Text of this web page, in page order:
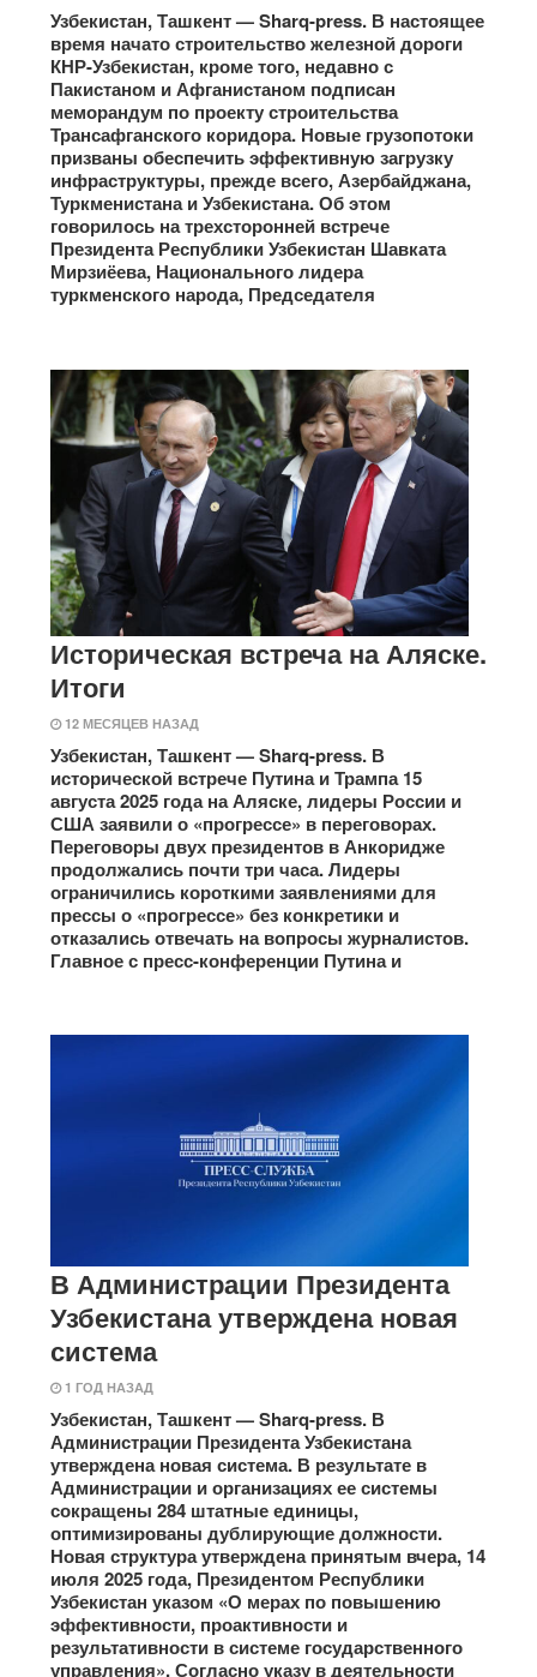
Узбекистан, Ташкент — Sharq-press. В настоящее
время начато строительство железной дороги
КНР-Узбекистан, кроме того, недавно с
Пакистаном и Афганистаном подписан
меморандум по проекту строительства
Трансафганского коридора. Новые грузопотоки
призваны обеспечить эффективную загрузку
инфраструктуры, прежде всего, Азербайджана,
Туркменистана и Узбекистана. Об этом
говорилось на трехсторонней встрече
Президента Республики Узбекистан Шавката
Мирзиёева, Национального лидера
туркменского народа, Председателя
Историческая встреча на Аляске.
Итоги
12 МЕСЯЦЕВ НАЗАД
Узбекистан, Ташкент — Sharq-press. В
исторической встрече Путина и Трампа 15
августа 2025 года на Аляске, лидеры России и
США заявили о «прогрессе» в переговорах.
Переговоры двух президентов в Анкоридже
продолжались почти три часа. Лидеры
ограничились короткими заявлениями для
прессы о «прогрессе» без конкретики и
отказались отвечать на вопросы журналистов.
Главное с пресс-конференции Путина и
В Администрации Президента
Узбекистана утверждена новая
система
1 ГОД НАЗАД
Узбекистан, Ташкент — Sharq-press. В
Администрации Президента Узбекистана
утверждена новая система. В результате в
Администрации и организациях ее системы
сокращены 284 штатные единицы,
оптимизированы дублирующие должности.
Новая структура утверждена принятым вчера, 14
июля 2025 года, Президентом Республики
Узбекистан указом «О мерах по повышению
эффективности, проактивности и
результативности в системе государственного
управления». Согласно указу в деятельности